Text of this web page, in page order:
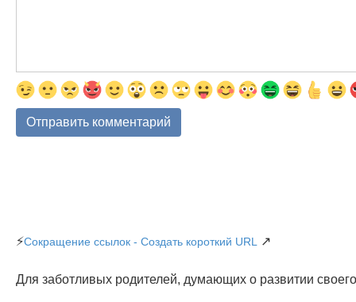
⚡Сокращение ссылок - Создать короткий URL ↗
Для заботливых родителей, думающих о развитии